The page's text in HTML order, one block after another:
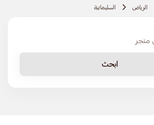
الرياض السليمانية
ابحث